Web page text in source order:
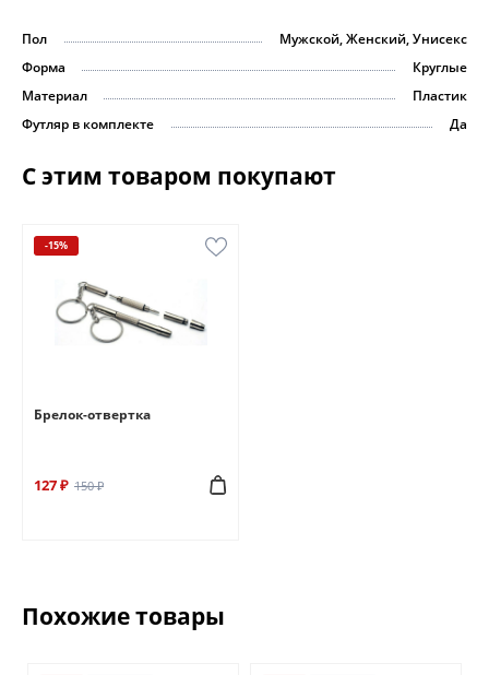
Пол
Мужской, Женский, Унисекс
Форма
Круглые
Материал
Пластик
Футляр в комплекте
Да
С этим товаром покупают
-15%
Брелок-отвертка
127 ₽ 150 ₽
Похожие товары